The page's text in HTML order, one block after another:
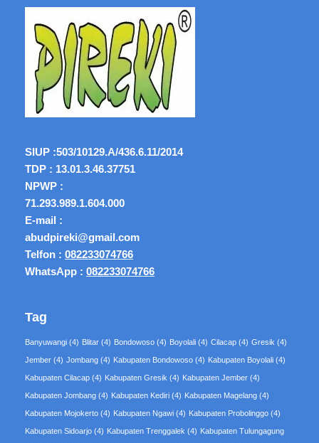
SIUP :503/10129.A/436.6.11/2014
TDP : 13.01.3.46.37751
NPWP :
71.293.989.1.604.000
E-mail :
abudpireki@gmail.com
Telfon : 082233074766
WhatsApp : 082233074766
Tag
Banyuwangi (4) Blitar (4) Bondowoso (4) Boyolali (4) Cilacap (4) Gresik (4)
Jember (4) Jombang (4) Kabupaten Bondowoso (4) Kabupaten Boyolali (4)
Kabupaten Cilacap (4) Kabupaten Gresik (4) Kabupaten Jember (4)
Kabupaten Jombang (4) Kabupaten Kediri (4) Kabupaten Magelang (4)
Kabupaten Mojokerto (4) Kabupaten Ngawi (4) Kabupaten Probolinggo (4)
Kabupaten Sidoarjo (4) Kabupaten Trenggalek (4) Kabupaten Tulungagung